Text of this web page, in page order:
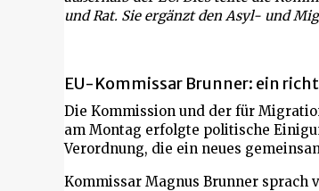
und Rat. Sie ergänzt den Asyl- und
EU-Kommissar Brunner: ein
Die Kommission und der für
am Montag erfolgte politische
Verordnung, die ein neues
Kommissar Magnus Brunner sprach